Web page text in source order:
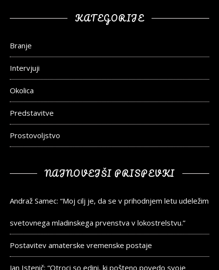
KATEGORIJE
Branje
Intervjuji
Okolica
Predstavitve
Prostovoljstvo
NAJNOVEJŠI PRISPEVKI
Andraž Samec: “Moj cilj je, da se v prihodnjem letu udeležim
svetovnega mladinskega prvenstva v lokostrelstvu.”
Postavitev amaterske vremenske postaje
Jan Istenič: “Otroci so edini, ki pošteno povedo svoje